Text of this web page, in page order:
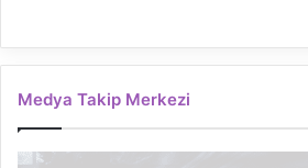
Medya Takip Merkezi